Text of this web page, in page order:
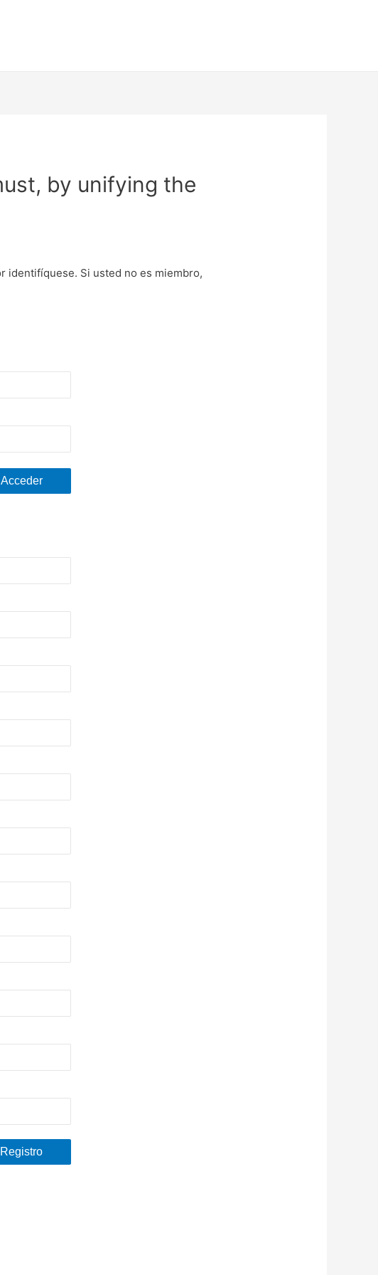
by unifying the
identifíquese. Si usted no es miembro,